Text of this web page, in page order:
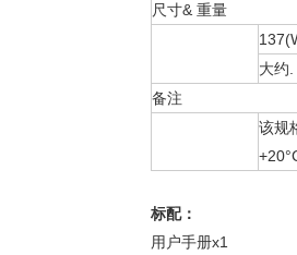
尺寸& 重量
大约
备注
该规
标配：
用户手册x1